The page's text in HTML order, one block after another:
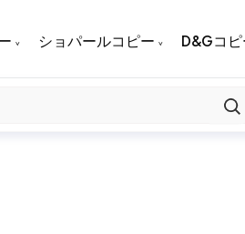
ショパールコピー D&Gコ